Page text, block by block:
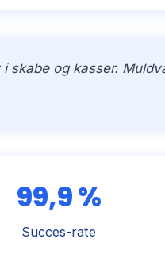
og kasser.
99,9 %
Succes-rate